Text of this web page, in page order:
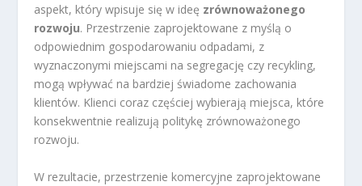
aspekt, który wpisuje się w ideę zrównoważonego
rozwoju. Przestrzenie zaprojektowane z myślą o
odpowiednim gospodarowaniu odpadami, z
wyznaczonymi miejscami na segregację czy recykling,
mogą wpływać na bardziej świadome zachowania
klientów. Klienci coraz częściej wybierają miejsca, które
konsekwentnie realizują politykę zrównoważonego
rozwoju.
W rezultacie, przestrzenie komercyjne zaprojektowane